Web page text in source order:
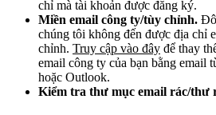
chỉ mà tài khoản được đăng ký.
Miền email công ty/tùy chỉnh.
chúng tôi không đến được địa chỉ
chỉnh. Truy cập vào đây để thay
email công ty của bạn bằng email
hoặc Outlook.
Kiểm tra thư mục email rác/thư